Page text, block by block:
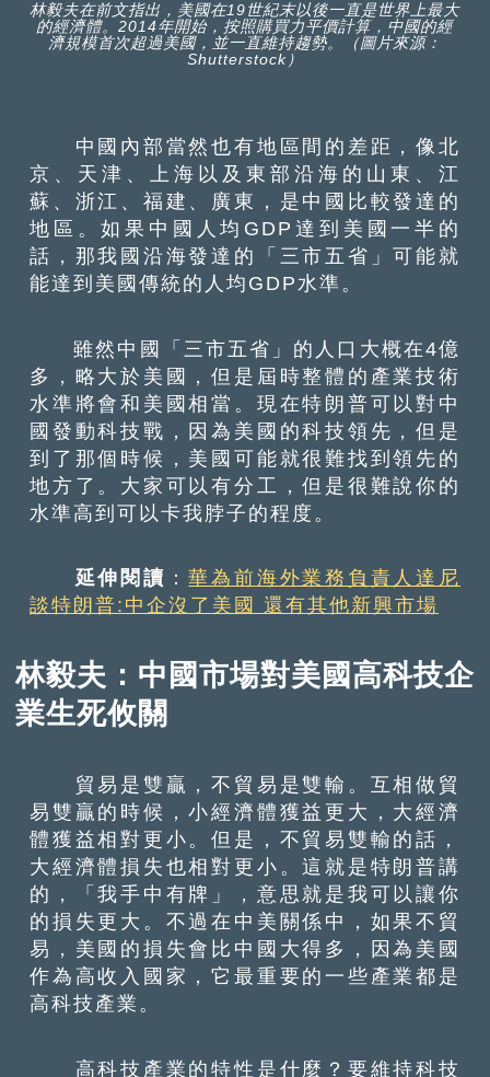
林毅夫在前文指出，美國在19世紀末以後一直是世界上最大
的經濟體。2014年開始，按照購買力平價計算，中國的經
濟規模首次超過美國，並一直維持趨勢。（圖片來源：
Shutterstock）
中國內部當然也有地區間的差距，像北
京、天津、上海以及東部沿海的山東、江
蘇、浙江、福建、廣東，是中國比較發達的
地區。如果中國人均GDP達到美國一半的
話，那我國沿海發達的「三市五省」可能就
能達到美國傳統的人均GDP水準。
雖然中國「三市五省」的人口大概在4億
多，略大於美國，但是屆時整體的產業技術
水準將會和美國相當。現在特朗普可以對中
國發動科技戰，因為美國的科技領先，但是
到了那個時候，美國可能就很難找到領先的
地方了。大家可以有分工，但是很難說你的
水準高到可以卡我脖子的程度。
延伸閱讀 ：華為前海外業務負責人達尼
談特朗普:中企沒了美國 還有其他新興市場
林毅夫：中國市場對美國高科技企
業生死攸關
貿易是雙贏，不貿易是雙輸。互相做貿
易雙贏的時候，小經濟體獲益更大，大經濟
體獲益相對更小。但是，不貿易雙輸的話，
大經濟體損失也相對更小。這就是特朗普講
的，「我手中有牌」，意思就是我可以讓你
的損失更大。不過在中美關係中，如果不貿
易，美國的損失會比中國大得多，因為美國
作為高收入國家，它最重要的一些產業都是
高科技產業。
高科技產業的特性是什麼？要維持科技